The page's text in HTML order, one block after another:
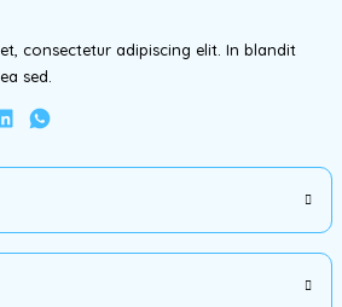
consectetur adipiscing elit. In blandit
sed.